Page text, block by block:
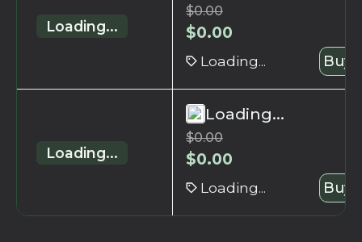
Loading...
$0.00
$0.00
Loading... Buy
Loading...
Loading...
$0.00
$0.00
Loading... Buy